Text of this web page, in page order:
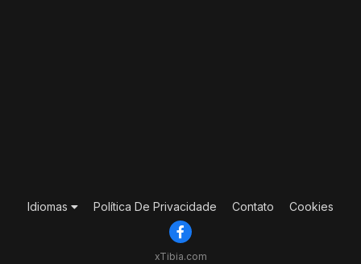
Idiomas Política De Privacidade Contato Cookies
xTibia.com